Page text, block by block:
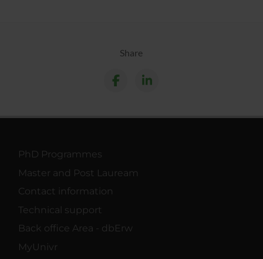
Share
PhD Programmes
Master and Post Lauream
Contact information
Technical support
Back office Area - dbErw
MyUnivr